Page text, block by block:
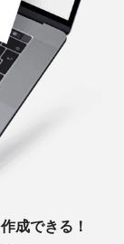
成できる！